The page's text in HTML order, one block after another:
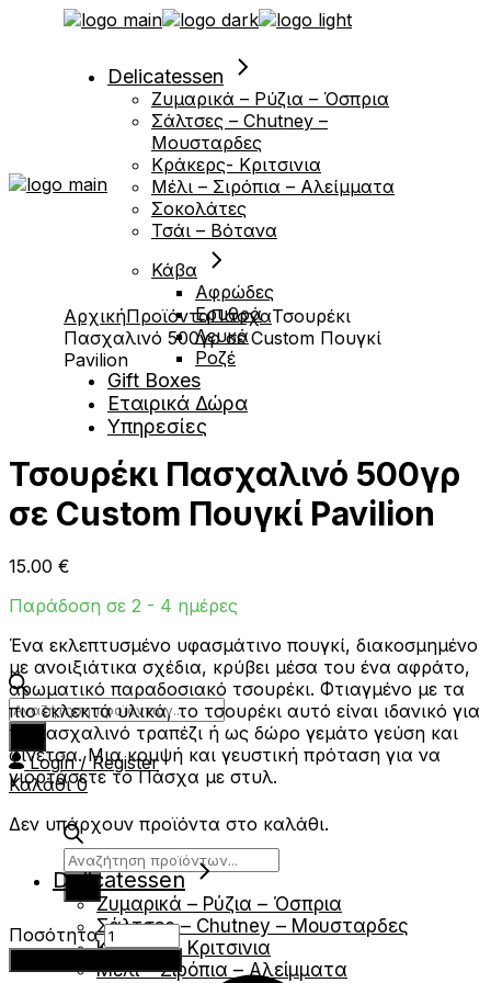
Μετάβαση
Delicatessen
Ζυμαρικά – Ρύζια – Όσπρια
Σάλτσες – Chutney –
Μουσταρδες
Κράκερς- Κριτσινια
Μέλι – Σιρόπια – Αλείμματα
Σοκολάτες
Τσάι – Βότανα
Κάβα
Αφρώδες
Ερυθρά
Λευκά
Ροζέ
Gift Boxes
Εταιρικά Δώρα
Υπηρεσίες
Products
search
Products
search
Login / Register
Καλάθι 0
Δεν υπάρχουν προϊόντα στο καλάθι.
Delicatessen
Ζυμαρικά – Ρύζια – Όσπρια
Σάλτσες – Chutney – Μουσταρδες
Κράκερς- Κριτσινια
Μέλι – Σιρόπια – Αλείμματα
ΑρχικήΠροϊόνταΠάσχαΤσουρέκι
Πασχαλινό 500γρ σε Custom Πουγκί
Pavilion
Τσουρέκι Πασχαλινό 500γρ
σε Custom Πουγκί Pavilion
15.00 €
Παράδοση σε 2 - 4 ημέρες
Ένα εκλεπτυσμένο υφασμάτινο πουγκί, διακοσμημένο
με ανοιξιάτικα σχέδια, κρύβει μέσα του ένα αφράτο,
αρωματικό παραδοσιακό τσουρέκι. Φτιαγμένο με τα
πιο εκλεκτά υλικά, το τσουρέκι αυτό είναι ιδανικό για
το πασχαλινό τραπέζι ή ως δώρο γεμάτο γεύση και
φινέτσα. Μια κομψή και γευστική πρόταση για να
γιορτάσετε το Πάσχα με στυλ.
Ποσότητα Τσουρέκι
Πασχαλινό
500γρ